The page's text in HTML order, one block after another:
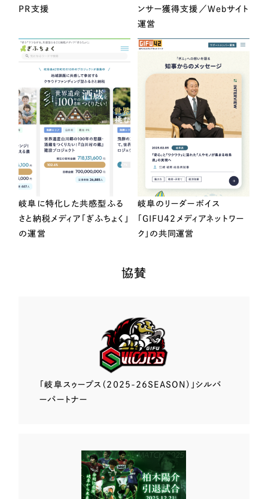
PR支援
ンサー獲得支援／Webサイト
運営
岐阜に特化した共感型ふる
さと納税メディア「ぎふちょく」
の運営
岐阜のリーダーボイス
「GIFU42メディアネットワー
ク」の共同運営
協賛
「岐阜スゥープス （2025-26SEASON）」 シルバ
ーパートナー